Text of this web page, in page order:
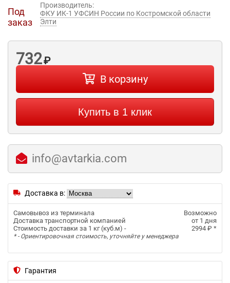
Под
заказ
Производитель:
ФКУ ИК-1 УФСИН России по Костромской области
Элти
732₽
В корзину
Купить в 1 клик
info@avtarkia.com
Доставка в:
Самовывоз из терминала
Возможно
Доставка транспортной компанией
от 1 дня
Стоимость доставки за 1 кг (куб.м) -
2994 ₽ *
* - Ориентировочная стоимость, уточняйте у менеджера
Гарантия